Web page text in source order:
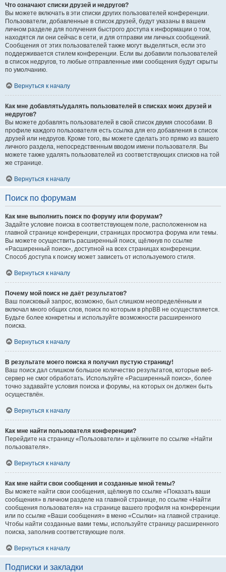
Что означают списки друзей и недругов?
Вы можете включать в эти списки других пользователей конференции.
Пользователи, добавленные в список друзей, будут указаны в вашем
личном разделе для получения быстрого доступа к информации о том,
находятся ли они сейчас в сети, и для отправки им личных сообщений.
Сообщения от этих пользователей также могут выделяться, если это
поддерживается стилем конференции. Если вы добавили пользователей
в список недругов, то любые отправленные ими сообщения будут скрыты
по умолчанию.
Вернуться к началу
Как мне добавлять/удалять пользователей в списках моих друзей и
недругов?
Вы можете добавлять пользователей в свой список двумя способами. В
профиле каждого пользователя есть ссылка для его добавления в список
друзей или недругов. Кроме того, вы можете сделать это прямо из вашего
личного раздела, непосредственным вводом имени пользователя. Вы
можете также удалять пользователей из соответствующих списков на той
же странице.
Вернуться к началу
Поиск по форумам
Как мне выполнить поиск по форуму или форумам?
Задайте условие поиска в соответствующем поле, расположенном на
главной странице конференции, страницах просмотра форума или темы.
Вы можете осуществить расширенный поиск, щёлкнув по ссылке
«Расширенный поиск», доступной на всех страницах конференции.
Способ доступа к поиску может зависеть от используемого стиля.
Вернуться к началу
Почему мой поиск не даёт результатов?
Ваш поисковый запрос, возможно, был слишком неопределённым и
включал много общих слов, поиск по которым в phpBB не осуществляется.
Будьте более конкретны и используйте возможности расширенного
поиска.
Вернуться к началу
В результате моего поиска я получил пустую страницу!
Ваш поиск дал слишком большое количество результатов, которые веб-
сервер не смог обработать. Используйте «Расширенный поиск», более
точно задавайте условия поиска и форумы, на которых он должен быть
осуществлён.
Вернуться к началу
Как мне найти пользователя конференции?
Перейдите на страницу «Пользователи» и щёлкните по ссылке «Найти
пользователя».
Вернуться к началу
Как мне найти свои сообщения и созданные мной темы?
Вы можете найти свои сообщения, щёлкнув по ссылке «Показать ваши
сообщения» в личном разделе на главной странице, по ссылке «Найти
сообщения пользователя» на странице вашего профиля на конференции
или по ссылке «Ваши сообщения» в меню «Ссылки» на главной странице.
Чтобы найти созданные вами темы, используйте страницу расширенного
поиска, заполнив соответствующие поля.
Вернуться к началу
Подписки и закладки